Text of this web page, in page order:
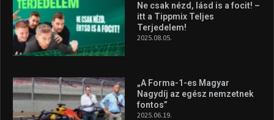
Ne csak nézd, lásd is a focit! –
itt a Tippmix Teljes
Terjedelem!
2025.08.05.
„A Forma-1-es Magyar
Nagydíj az egész nemzetnek
fontos”
2025.06.19.